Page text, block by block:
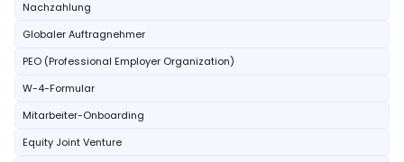
Nachzahlung
Globaler Auftragnehmer
PEO (Professional Employer Organization)
W-4-Formular
Mitarbeiter-Onboarding
Equity Joint Venture